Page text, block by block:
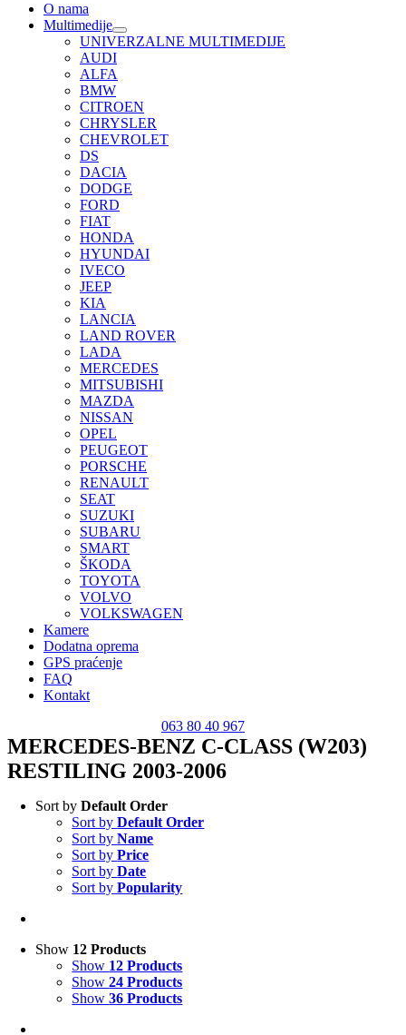
O nama
Multimedije
UNIVERZALNE MULTIMEDIJE
AUDI
ALFA
BMW
CITROEN
CHRYSLER
CHEVROLET
DS
DACIA
DODGE
FORD
FIAT
HONDA
HYUNDAI
IVECO
JEEP
KIA
LANCIA
LAND ROVER
LADA
MERCEDES
MITSUBISHI
MAZDA
NISSAN
OPEL
PEUGEOT
PORSCHE
RENAULT
SEAT
SUZUKI
SUBARU
SMART
ŠKODA
TOYOTA
VOLVO
VOLKSWAGEN
Kamere
Dodatna oprema
GPS praćenje
FAQ
Kontakt
063 80 40 967
MERCEDES-BENZ C-CLASS (W203)
RESTILING 2003-2006
Sort byDefault Order
Sort byDefault Order
Sort byName
Sort byPrice
Sort byDate
Sort byPopularity
Show 12 Products
Show 12 Products
Show24 Products
Show36 Products